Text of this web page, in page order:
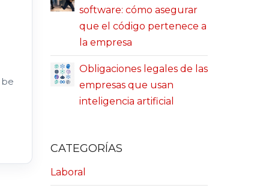
be
software: cómo asegurar
que el código pertenece a
la empresa
Obligaciones legales de las
empresas que usan
inteligencia artificial
CATEGORÍAS
Laboral